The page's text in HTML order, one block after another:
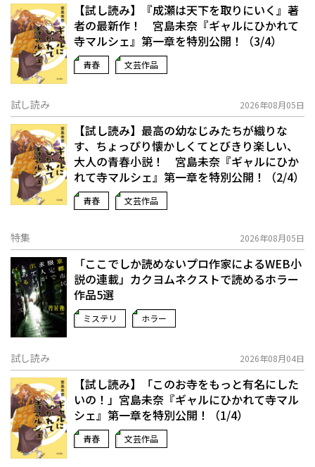
【試し読み】『成瀬は天下を取りにいく』著
者の最新作！ 宮島未奈『ギャルにひかれて
寺マルシェ』第一章を特別公開！（3/4）
青春 文芸作品
試し読み 2026年08月05日
【試し読み】最高の幼なじみたちが織りな
す、ちょっぴり懐かしくてとびきり楽しい、
大人の青春小説！ 宮島未奈『ギャルにひか
れて寺マルシェ』第一章を特別公開！（2/4）
青春 文芸作品
特集 2026年08月05日
「ここでしか読めないプロ作家によるWEB小
説の連載」――カクヨムネクストで読めるホラー
作品5選
ミステリ ホラー
試し読み 2026年08月04日
【試し読み】「このお寺をもっと有名にした
いの！」宮島未奈『ギャルにひかれて寺マル
シェ』第一章を特別公開！（1/4）
青春 文芸作品